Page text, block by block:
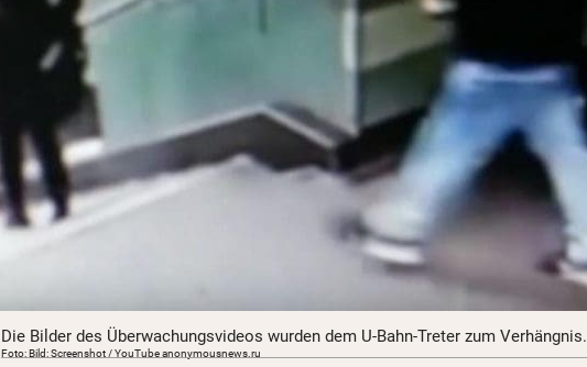
Die Bilder des Überwachungsvideos wurden dem U-Bahn-Treter zum Verhängnis.
Foto: Bild: Screenshot / YouTube anonymousnews.ru